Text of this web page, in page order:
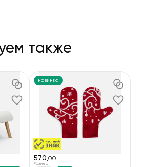
также
новинка
570,00
Размер